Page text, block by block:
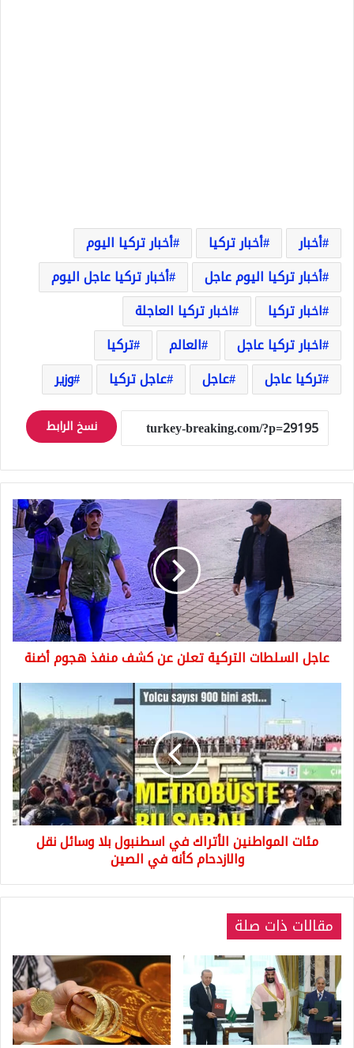
أخبار أخبار تركيا
أخبار تركيا اليوم
أخبار تركيا اليوم عاجل
أخبار تركيا عاجل اليوم
اخبار تركيا
اخبار تركيا العاجلة
اخبار تركيا عاجل
العالم
تركيا
تركيا عاجل
عاجل عاجل تركيا وزير
نسخ الرابط
عاجل
السلطات
التركية
تعلن
عن
كشف
منفذ
هجوم
أضنة
عاجل السلطات التركية تعلن عن كشف منفذ هجوم أضنة
في
اسطنبول
بلا
وسائل
نقل
والازدحام
مئات المواطنين الأتراك في اسطنبول بلا وسائل نقل
والازدحام كأنه في الصين
مقالات ذات صلة